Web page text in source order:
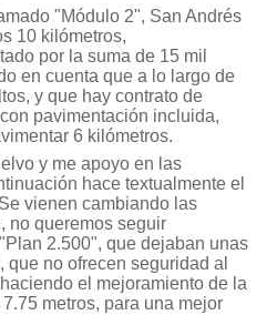
"Módulo 2", San Andrés
10 kilómetros,
por la suma de 15 mil
en cuenta que a lo largo de
y que hay contrato de
pavimentación incluida,
6 kilómetros.
y me apoyo en las
hace textualmente el
vienen cambiando las
no queremos seguir
2.500", que dejaban unas
no ofrecen seguridad al
el mejoramiento de la
metros, para una mejor